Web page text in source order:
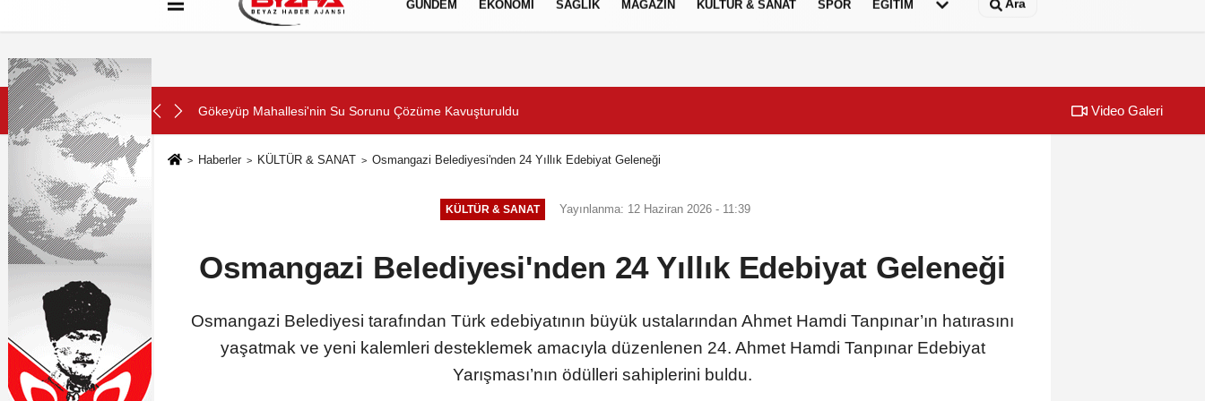
Hakkımızda Künye Çerez Politikası
GÜNDEM EKONOMİ SAĞLIK MAGAZİN KÜLTÜR & SANAT SPOR EĞİTİM Ara
SON DAKİKA: Gökeyüp Mahallesi'nin Su Sorunu Çözüme Kavuşturuldu Büyükşehir,
Video Galeri
Haberler KÜLTÜR & SANAT Osmangazi Belediyesi'nden 24 Yıllık Edebiyat Geleneği
KÜLTÜR & SANAT Yayınlanma: 12 Haziran 2026 - 11:39
Osmangazi Belediyesi'nden 24 Yıllık Edebiyat Geleneği
Osmangazi Belediyesi tarafından Türk edebiyatının büyük ustalarından Ahmet Hamdi Tanpınar’ın hatırasını
yaşatmak ve yeni kalemleri desteklemek amacıyla düzenlenen 24. Ahmet Hamdi Tanpınar Edebiyat
Yarışması’nın ödülleri sahiplerini buldu.